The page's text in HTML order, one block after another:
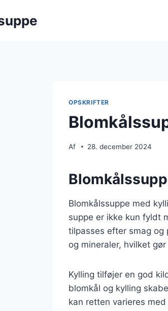
OPSKRIFTER
Af 28. december 2024
Blomkålssuppe med
suppe er ikke kun fyldt
tilpasses efter smag og
og mineraler, hvilket
Kylling tilføjer en god
blomkål og kylling
kan retten varieres